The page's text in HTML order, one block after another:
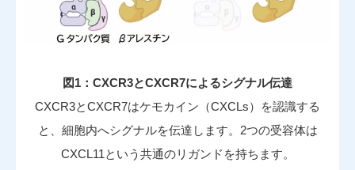
図1：CXCR3とCXCR7によるシグナル伝達
CXCR3とCXCR7はケモカイン（CXCLs）を認識する
と、細胞内へシグナルを伝達します。2つの受容体は
CXCL11という共通のリガンドを持ちます。